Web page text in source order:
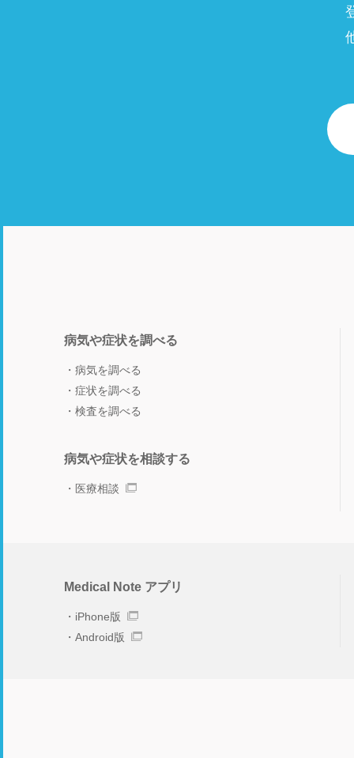
病気や症状を調べる
病気を調べる
症状を調べる
検査を調べる
病気や症状を相談する
医療相談
Medical Note アプリ
iPhone版
Android版